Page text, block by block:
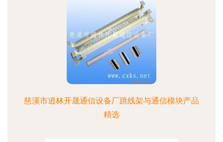
慈溪市逍林开晟通信设备厂跳线架与通信模块产品
精选